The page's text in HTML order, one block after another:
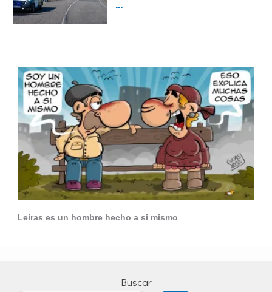
Leiras es un hombre hecho a si mismo
Buscar